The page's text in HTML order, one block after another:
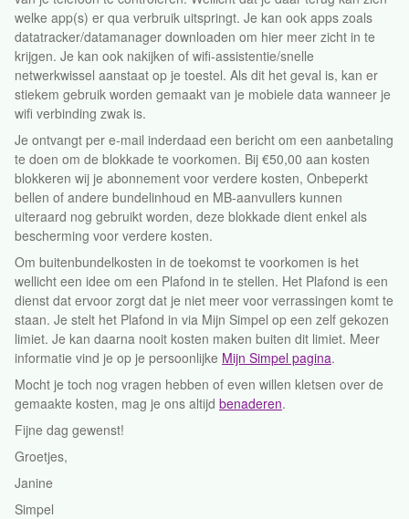
welke app(s) er qua verbruik uitspringt. Je kan ook apps zoals
datatracker/datamanager downloaden om hier meer zicht in te
krijgen. Je kan ook nakijken of wifi-assistentie/snelle
netwerkwissel aanstaat op je toestel. Als dit het geval is, kan er
stiekem gebruik worden gemaakt van je mobiele data wanneer je
wifi verbinding zwak is.
Je ontvangt per e-mail inderdaad een bericht om een aanbetaling
te doen om de blokkade te voorkomen. Bij €50,00 aan kosten
blokkeren wij je abonnement voor verdere kosten, Onbeperkt
bellen of andere bundelinhoud en MB-aanvullers kunnen
uiteraard nog gebruikt worden, deze blokkade dient enkel als
bescherming voor verdere kosten.
Om buitenbundelkosten in de toekomst te voorkomen is het
wellicht een idee om een Plafond in te stellen. Het Plafond is een
dienst dat ervoor zorgt dat je niet meer voor verrassingen komt te
staan. Je stelt het Plafond in via Mijn Simpel op een zelf gekozen
limiet. Je kan daarna nooit kosten maken buiten dit limiet. Meer
informatie vind je op je persoonlijke Mijn Simpel pagina.
Mocht je toch nog vragen hebben of even willen kletsen over de
gemaakte kosten, mag je ons altijd benaderen.
Fijne dag gewenst!
Groetjes,
Janine
Simpel